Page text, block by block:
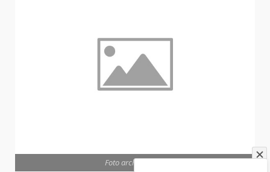
Foto archivio Ansa